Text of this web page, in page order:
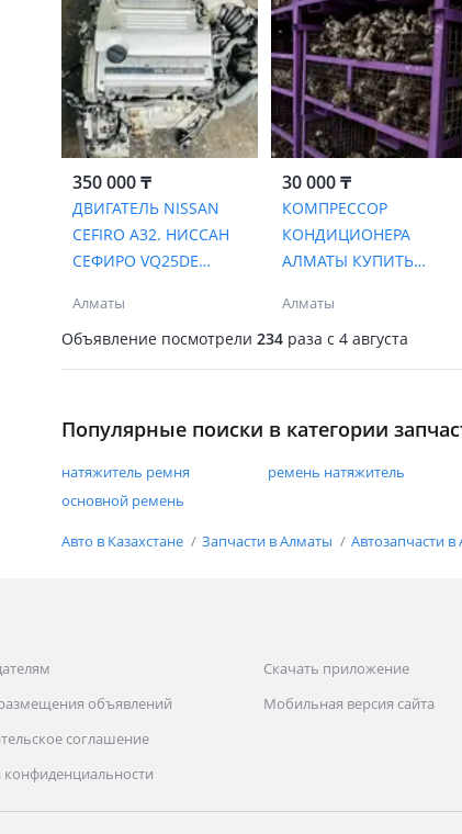
350 000 ₸
ДВИГАТЕЛЬ NISSAN
CEFIRO A32. НИССАН
СЕФИРО VQ25DE
Алматы
30 000 ₸
КОМПРЕССОР
КОНДИЦИОНЕРА
АЛМАТЫ КУПИТЬ
ЦЕФИРО А32 А33
Алматы
Объявление посмотрели 234 раза c 4 августа
Популярные поиски в категории
натяжитель ремня ремень натяжитель
основной ремень
Авто в Казахстане Запчасти в Алматы Автозапчасти
объявлений
соглашение
конфиденциальности
Скачать приложение
Мобильная версия сайта